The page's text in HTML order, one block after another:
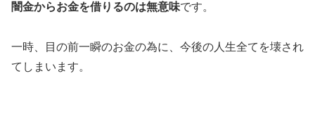
闇金からお金を借りるのは無意味です。
一時、目の前一瞬のお金の為に、今後の人生全てを壊され
てしまいます。